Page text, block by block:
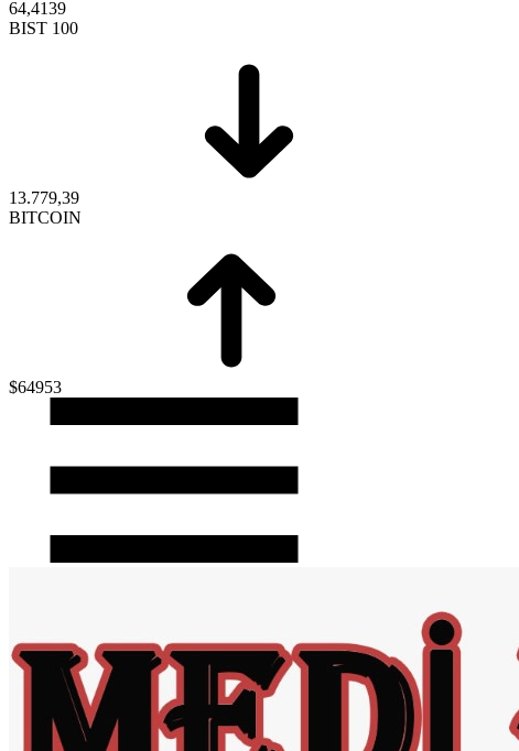
64,4139
BIST 100
13.779,39
BITCOIN
$64953